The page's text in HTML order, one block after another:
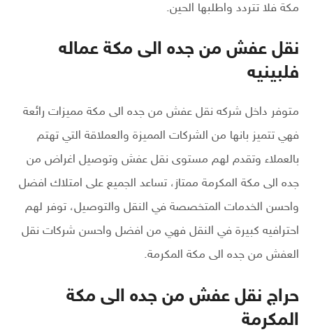
مكة فلا تتردد واطلبها الحين.
نقل عفش من جده الى مكة عماله
فلبينيه
متوفر داخل شركه نقل عفش من جده الى مكة مميزات رائعة
فهي تتميز بانها من الشركات المميزة والعملاقة التي تهتم
بالعملاء وتقدم لهم مستوى نقل عفش وتوصيل اغراض من
جده الى مكة المكرمة ممتاز، تساعد الجميع على امتلاك افضل
واحسن الخدمات المتخصصة في النقل والتوصيل، توفر لهم
احترافيه كبيرة في النقل فهي من افضل واحسن شركات نقل
العفش من جده الى مكة المكرمة.
حراج نقل عفش من جده الى مكة
المكرمة